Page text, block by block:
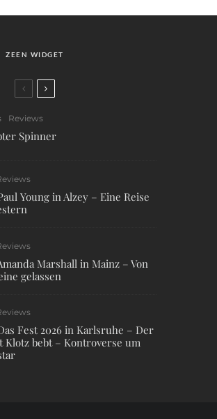
ZEEN WIDGET
Reviews
Spinner
Young in Alzey – Eine Reise
Marshall in Mainz – Von
gelassen
Fest 2026 in Karlsruhe – Der
Klotz bebt – Kontroverse um